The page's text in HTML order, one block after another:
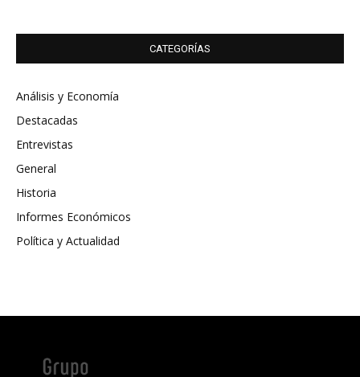
CATEGORÍAS
Análisis y Economía
Destacadas
Entrevistas
General
Historia
Informes Económicos
Política y Actualidad